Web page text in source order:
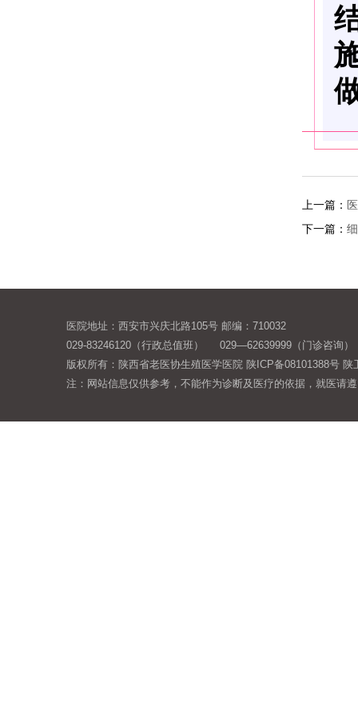
上一篇：
下一篇：
医院地址：西安市兴庆北路105号 邮编：710032
029-83246120（行政总值班） 029—62639999（门诊咨询）
版权所有：陕西省老医协生殖医学医院 陕ICP备08101388号 陕
注：网站信息仅供参考，不能作为诊断及医疗的依据，就医请